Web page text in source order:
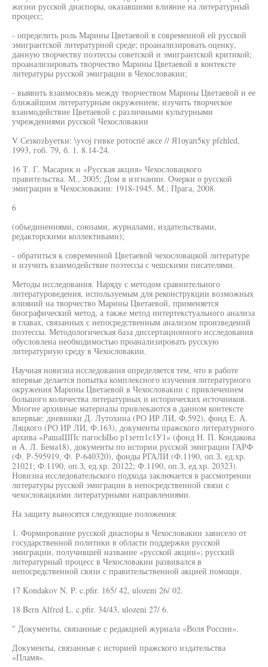
жизни русской диаспоры, оказавшими влияние на литературный
процесс;
- определить роль Марины Цветаевой в современной ей русской
эмигрантской литературной среде; проанализировать оценку,
данную творчеству поэтессы советской и эмигрантской критикой;
проанализировать творчество Марины Цветаевой в контексте
литературы русской эмиграции в Чехословакии;
- выявить взаимосвязь между творчеством Марины Цветаевой и ее
ближайшим литературным окружением; изучить творческое
взаимодействие Цветаевой с различными культурными
учреждениями русской Чехословакии
V СезкозЬуетки: \yvoj гивке ротоспё аксе // Я1оуап5ку pfehled,
1993, гоб. 79, б. 1. 8.14-24.
16 Т. Г. Масарик и «Русская акция» Чехословацкого
правительства. М., 2005; Дом в изгнании. Очерки о русской
эмиграции в Чехословакии: 1918-1945. М.; Прага, 2008.
6
(объединениями, союзами, журналами, издательствами,
редакторскими коллективами);
- обратиться к современной Цветаевой чехословацкой литературе
и изучить взаимодействие поэтессы с чешскими писателями.
Методы исследования. Наряду с методом сравнительного
литературоведения, используемым для реконструкции возможных
влияний на творчество Марины Цветаевой, применяется
биографический метод, а также метод интертекстуального анализа
в главах, связанных с непосредственным анализом произведений
поэтессы. Методологическая база диссертационного исследования
обусловлена необходимостью проанализировать русскую
литературную среду в Чехословакии.
Научная новизна исследования определяется тем, что в работе
впервые делается попытка комплексного изучения литературного
окружения Марины Цветаевой в Чехословакии с привлечением
большого количества литературных и исторических источников.
Многие архивные материалы привлекаются в данном контексте
впервые: дневники Д. Лутохина (РО ИР ЛИ, Ф.592), фонд Е. А.
Ляцкого (РО ИР ЛИ, Ф.163), документы пражского литературного
архива «РашаШПс пагосЫЬо р1зетп1с1У1» (фонд Н. П. Кондакова
и А. Л. Бема18), документы по истории русской эмиграции ГАРФ
(Ф. Р-595919, Ф. Р-640320), фонды РГАЛИ (Ф.1190, оп.З, ед.хр.
21021; Ф.1190, оп.З, ед.хр. 20122; Ф.1190, оп.З, ед.хр. 20323).
Новизна исследовательского подхода заключается в рассмотрении
литературы русской эмиграции в непосредственной связи с
чехословацкими литературными направлениями.
На защиту выносятся следующие положения:
1. Формирование русской диаспоры в Чехословакии зависело от
государственной политики в области поддержки русской
эмиграции, получившей название «русской акции»; русский
литературный процесс в Чехословакии развивался в
непосредственной связи с правительственной акцией помощи.
17 Kondakov N. P. c.pfir. 165/ 42, ulozeni 26/ 02.
18 Bern Alfred L. c.pfir. 34/43, ulozeni 27/ 6.
" Документы, связанные с редакцией журнала «Воля России».
Документы, связанные с историей пражского издательства
«Пламя».